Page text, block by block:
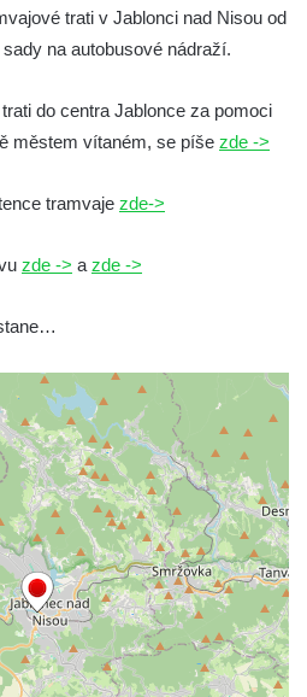
trati v Jablonci nad Nisou od
na autobusové nádraží.
do centra Jablonce za pomoci
městem vítaném, se píše zde ->
tramvaje zde->
zde -> a zde ->